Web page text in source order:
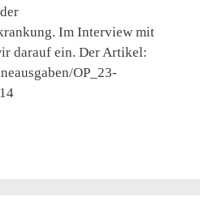
Im Interview mit
darauf ein. Der Artikel:
OP_23-